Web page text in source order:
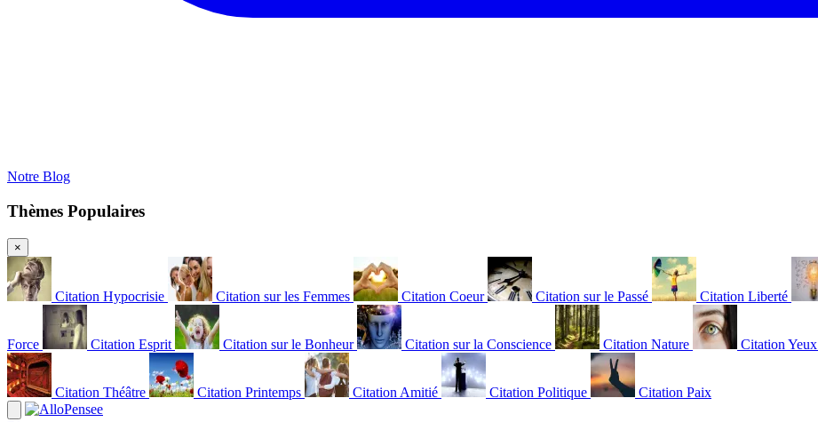
Notre Blog
Thèmes Populaires
×
Citation Hypocrisie Citation sur les Femmes Citation Coeur Citation sur le Passé Citation Liberté
Force Citation Esprit Citation sur le Bonheur Citation sur la Conscience Citation Nature Citation Yeux
Citation Théâtre Citation Printemps Citation Amitié Citation Politique Citation Paix